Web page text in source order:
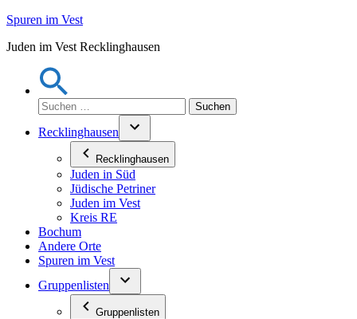
Zum
springen
Spuren im Vest
Juden im Vest Recklinghausen
Suchen
nach:
Recklinghausen
Recklinghausen
Juden in Süd
Jüdische Petriner
Juden im Vest
Kreis RE
Bochum
Andere Orte
Spuren im Vest
Gruppenlisten
Gruppenlisten